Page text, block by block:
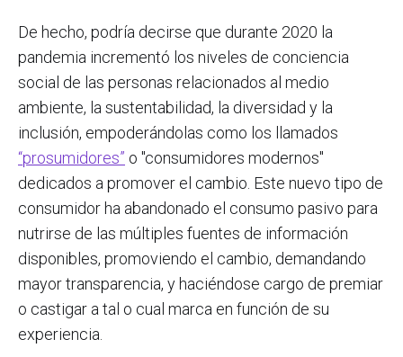
De hecho, podría decirse que durante 2020 la
pandemia incrementó los niveles de conciencia
social de las personas relacionados al medio
ambiente, la sustentabilidad, la diversidad y la
inclusión, empoderándolas como los llamados
“prosumidores” o "consumidores modernos"
dedicados a promover el cambio. Este nuevo tipo de
consumidor ha abandonado el consumo pasivo para
nutrirse de las múltiples fuentes de información
disponibles, promoviendo el cambio, demandando
mayor transparencia, y haciéndose cargo de premiar
o castigar a tal o cual marca en función de su
experiencia.